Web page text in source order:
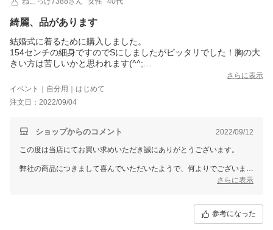
綺麗、品があります
結婚式に着るために購入しました。
154センチの細身ですのでSにしましたがピッタリでした！胸の大
きい方は苦しいかと思われます(^^;
40代の大人でも着れる品のあるワンピです。
リボンは付けても付けなくても、どっちでもかわいいです。
式は11月ですのでジャケットを羽織って出席します。
さらに表示
イベント｜自分用｜はじめて
注文日：2022/09/04
ショップからのコメント 2022/09/12
この度は当店にてお買い求めいただき誠にありがとうございます。
弊社の商品につきまして喜んでいただいたようで、何よりでございま
また何かございましたらお声をお聞かせいただきますようお願い致しま
さらに表示
参考になった